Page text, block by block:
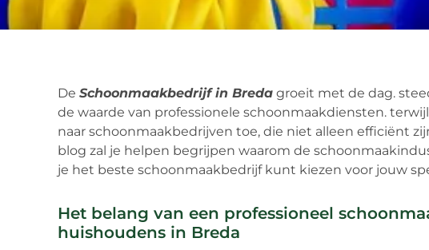
De Schoonmaakbedrijf in Breda groeit met de dag.
de waarde van professionele schoonmaakdiensten.
naar schoonmaakbedrijven toe, die niet alleen efficiënt
blog zal je helpen begrijpen waarom de
je het beste schoonmaakbedrijf kunt kiezen voor jouw
Het belang van een professioneel
huishoudens in Breda